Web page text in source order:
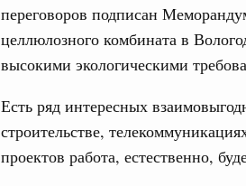
переговоров подписан
целлюлозного комбината в
высокими экологическими
Есть ряд интересных
строительстве,
проектов работа, естественно,